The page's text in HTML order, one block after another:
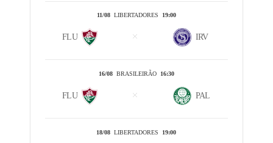
11/08LIBERTADORES 19:00
FLU IRV
16/08BRASILEIRÃO 16:30
FLU PAL
18/08 LIBERTADORES 19:00